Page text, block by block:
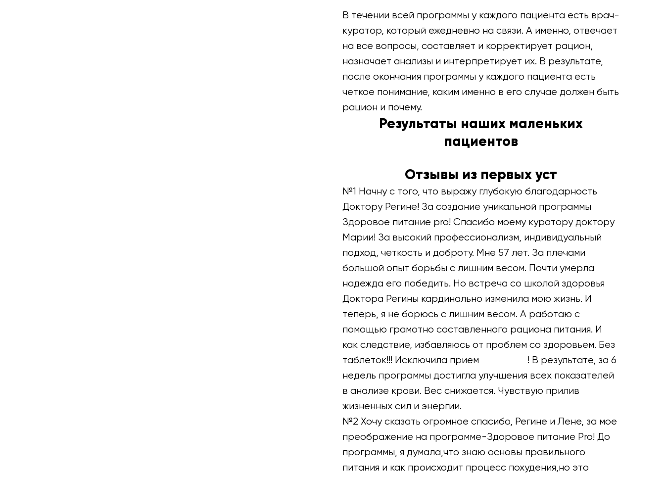
В течении всей программы у каждого пациента есть врач-
куратор, который ежедневно на связи. А именно, отвечает
на все вопросы, составляет и корректирует рацион,
назначает анализы и интерпретирует их. В результате,
после окончания программы у каждого пациента есть
четкое понимание, каким именно в его случае должен быть
рацион и почему.
Результаты наших маленьких
пациентов
Отзывы из первых уст
№1 Начну с того, что выражу глубокую благодарность
Доктору Регине! За создание уникальной программы
Здоровое питание pro! Спасибо моему куратору доктору
Марии! За высокий профессионализм, индивидуальный
подход, четкость и доброту. Мне 57 лет. За плечами
большой опыт борьбы с лишним весом. Почти умерла
надежда его победить. Но встреча со школой здоровья
Доктора Регины кардинально изменила мою жизнь. И
теперь, я не борюсь с лишним весом. А работаю с
помощью грамотно составленного рациона питания. И
как следствие, избавляюсь от проблем со здоровьем. Без
таблеток!!! Исключила прием
! В результате, за 6
недель программы достигла улучшения всех показателей
в анализе крови. Вес снижается. Чувствую прилив
жизненных сил и энергии.
№2 Хочу сказать огромное спасибо, Регине и Лене, за мое
преображение на программе-Здоровое питание Pro! До
программы, я думала,что знаю основы правильного
питания и как происходит процесс похудения,но это